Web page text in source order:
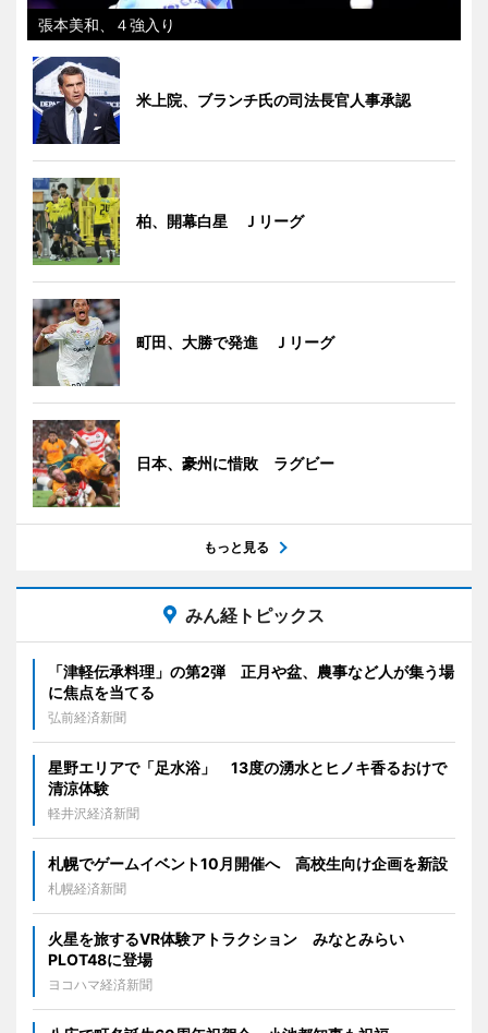
張本美和、４強入り
米上院、ブランチ氏の司法長官人事承認
柏、開幕白星 Ｊリーグ
町田、大勝で発進 Ｊリーグ
日本、豪州に惜敗 ラグビー
もっと見る
みん経トピックス
「津軽伝承料理」の第2弾 正月や盆、農事など人が集う場
に焦点を当てる
弘前経済新聞
星野エリアで「足水浴」 13度の湧水とヒノキ香るおけで
清涼体験
軽井沢経済新聞
札幌でゲームイベント10月開催へ 高校生向け企画を新設
札幌経済新聞
火星を旅するVR体験アトラクション みなとみらい
PLOT48に登場
ヨコハマ経済新聞